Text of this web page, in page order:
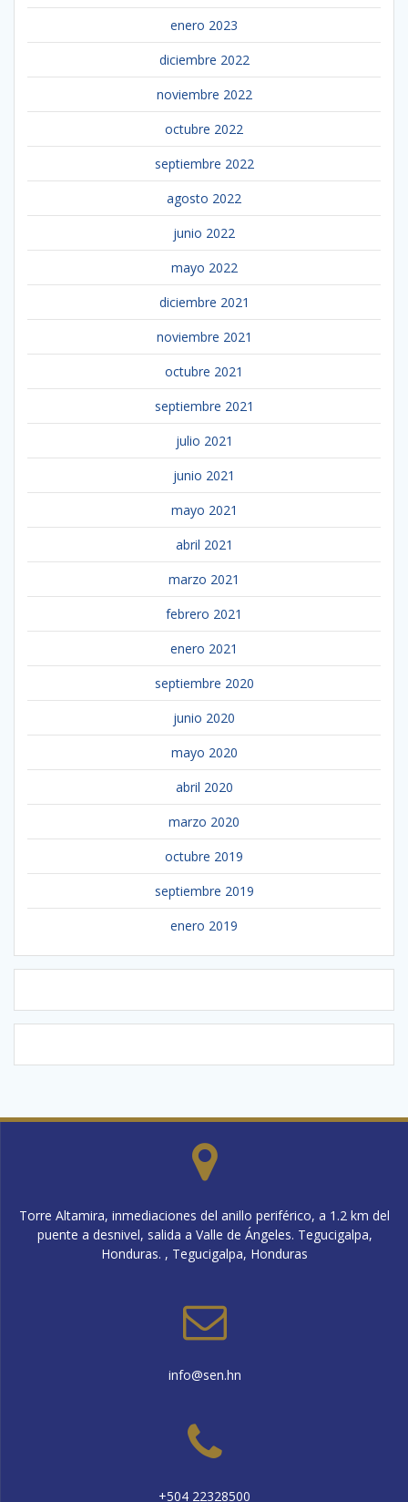
enero 2023
diciembre 2022
noviembre 2022
octubre 2022
septiembre 2022
agosto 2022
junio 2022
mayo 2022
diciembre 2021
noviembre 2021
octubre 2021
septiembre 2021
julio 2021
junio 2021
mayo 2021
abril 2021
marzo 2021
febrero 2021
enero 2021
septiembre 2020
junio 2020
mayo 2020
abril 2020
marzo 2020
octubre 2019
septiembre 2019
enero 2019
Torre Altamira, inmediaciones del anillo periférico, a 1.2 km del
puente a desnivel, salida a Valle de Ángeles. Tegucigalpa,
Honduras. , Tegucigalpa, Honduras
info@sen.hn
+504 22328500